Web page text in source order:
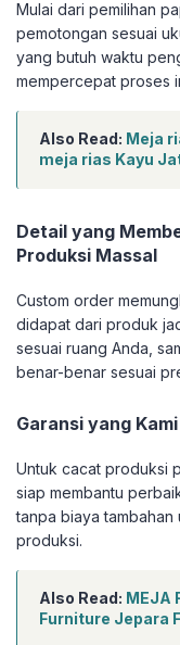
Mulai dari pemilihan
pemotongan sesuai
yang butuh waktu
mempercepat proses
Also Read: Meja
meja rias Kayu
Detail yang
Produksi Massal
Custom order
didapat dari produk
sesuai ruang Anda,
benar-benar sesuai
Garansi yang
Untuk cacat produksi
siap membantu
tanpa biaya tambahan
produksi.
Also Read: MEJA
Furniture Jepara